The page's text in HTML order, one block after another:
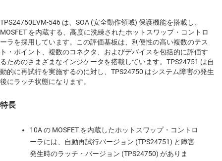
TPS24750EVM-546 は、SOA (安全動作領域) 保護機能を搭載し、
MOSFET を内蔵する、高度に洗練されたホットスワップ・コントロ
ーラを採用しています。この評価基板は、利便性の高い複数のテス
ト・ポイント、複数のコネクタ、およびデバイスを包括的に評価す
るためのさまざまなインジケータを搭載しています。TPS24751 は自
動的に再試行を実施するのに対し、TPS24750 はシステム障害の発生
後にラッチ状態になります。
特長
10A の MOSFET を内蔵したホットスワップ・コントロ
ーラには、自動再試行バージョン (TPS24751) と障害
発生時のラッチ・バージョン (TPS24750) がありま